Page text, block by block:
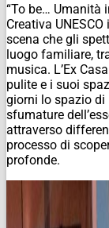
“To be… Umanità
Creativa
scena che gli
luogo familiare,
musica. L’Ex
pulite e i suoi
giorni lo spazio di
sfumature
attraverso
processo di
profonde.